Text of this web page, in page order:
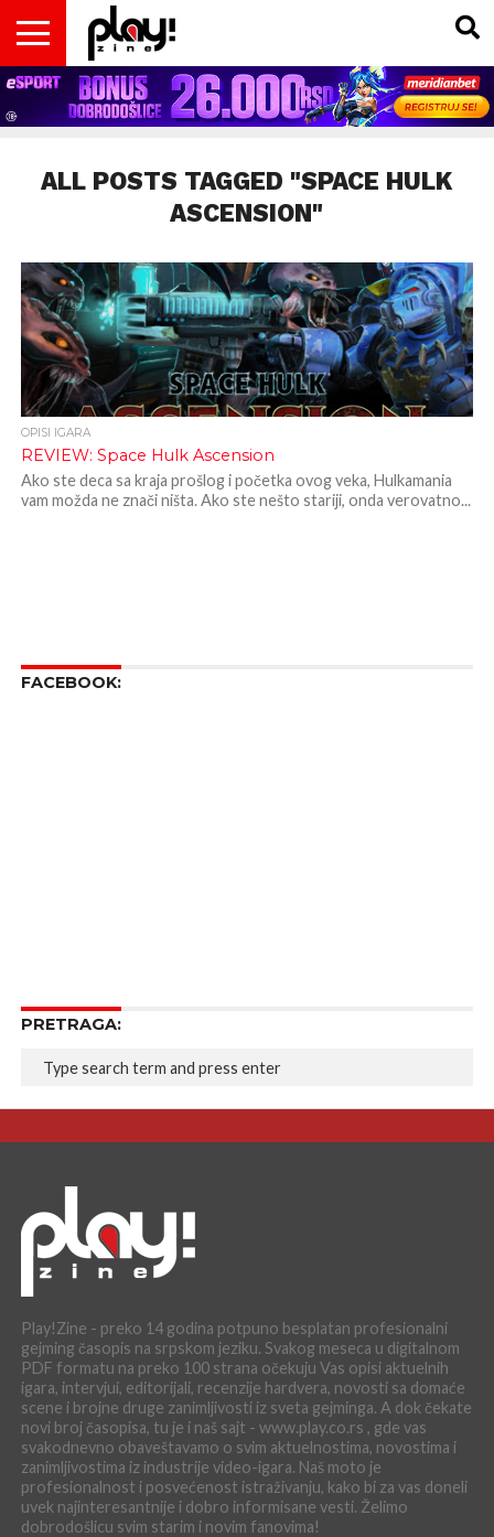
VESTI
MAGAZIN
PLAY!RETRO
PLAY!CAST
PLAY!CON
PLAY!BIZ
INSIDER
OPISI
IGARA
DOMAĆA
SCENA
INTERVJUI
GADGETS
FILM
& TV
KOLUMNE
ALL POSTS TAGGED "SPACE HULK
ASCENSION"
OPISI IGARA
REVIEW: Space Hulk Ascension
Ako ste deca sa kraja prošlog i početka ovog veka, Hulkamania
vam možda ne znači ništa. Ako ste nešto stariji, onda verovatno...
FACEBOOK:
PRETRAGA:
Play!Zine - preko 14 godina potpuno besplatan profesionalni
gejming časopis na srpskom jeziku. Svakog meseca u digitalnom
PDF formatu na preko 100 strana očekuju Vas opisi aktuelnih
igara, intervjui, editorijali, recenzije hardvera, novosti sa domaće
scene i brojne druge zanimljivosti iz sveta gejminga. A dok čekate
novi broj časopisa, tu je i naš sajt - www.play.co.rs , gde vas
svakodnevno obaveštavamo o svim aktuelnostima, novostima i
zanimljivostima iz industrije video-igara. Naš moto je
profesionalnost i posvećenost istraživanju, kako bi za vas doneli
uvek najinteresantnije i dobro informisane vesti. Želimo
dobrodošlicu svim starim i novim fanovima!